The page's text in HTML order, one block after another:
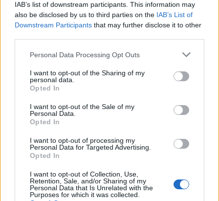
IAB’s list of downstream participants. This information may
also be disclosed by us to third parties on the IAB’s List of
Downstream Participants that may further disclose it to other
Please note that this website/app uses one or more Google
not limited to your visit or usage behaviour. You may click to
grant or deny consent to Google and its third-party tags to
use your data for below specified purposes in below Google
consent section.
Personal Data Processing Opt Outs
I want to opt-out of the Sharing of my
personal data.
Opted In
I want to opt-out of the Sale of my
Personal Data.
Opted In
I want to opt-out of processing my
Personal Data for Targeted Advertising.
Opted In
I want to opt-out of Collection, Use,
Retention, Sale, and/or Sharing of my
Personal Data that Is Unrelated with the
Purposes for which it was collected.
AUTORE
Niccolò Conforti
Direzionale, sostenendo una linea editoriale
fintech, porta un dettaglio biografico:
mantiene un registro delle prime pitch a cui ha